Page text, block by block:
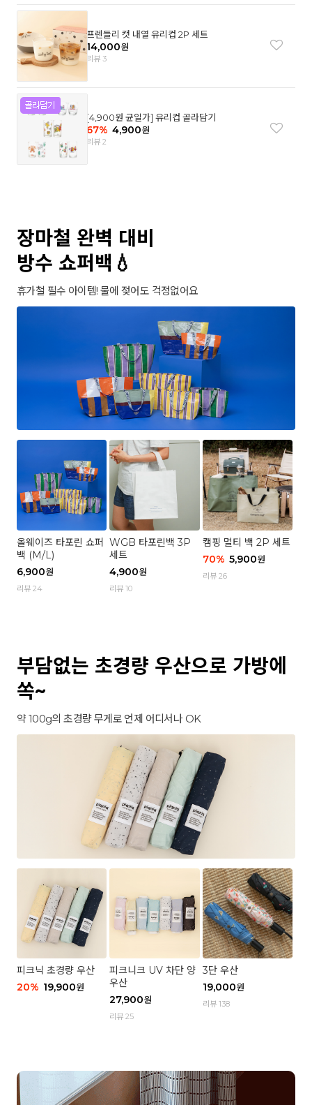
프렌들리 캣 내열 유리컵 2P 세트
14,000원
리뷰 3
[4,900원 균일가] 유리컵 골라담기
67% 4,900원
리뷰 2
장마철 완벽 대비
방수 쇼퍼백💧
휴가철 필수 아이템! 물에 젖어도 걱정없어요
올웨이즈 타포린 쇼퍼
백 (M/L)
6,900원
리뷰 24
WGB 타포린백 3P
세트
4,900원
리뷰 10
캠핑 멀티 백 2P 세트
70% 5,900원
리뷰 26
부담없는 초경량 우산으로 가방에
쏙~
약 100g의 초경량 무게로 언제 어디서나 OK
피크닉 초경량 우산
20% 19,900원
피크니크 UV 차단 양
우산
27,900원
리뷰 25
3단 우산
19,000원
리뷰 138